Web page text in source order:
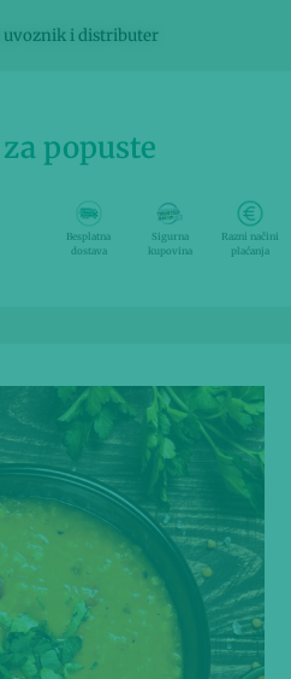
uvoznik i distributer
popuste
Besplatna
dostava
Sigurna
kupovina
Razni načini
plaćanja